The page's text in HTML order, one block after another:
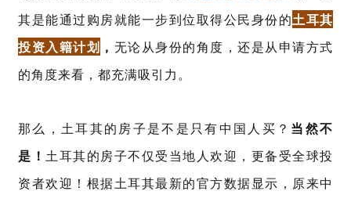
其是能通过购房就能一步到位取得公民身份的土耳其
投资入籍计划 ， 无论从身份的角度，还是从申请方式
的角度来看，都充满吸引力。
那么，土耳其的房子是不是只有中国人买？ 当然不
是！ 土耳其的房子不仅受当地人欢迎，更备受全球投
资者欢迎！根据土耳其最新的官方数据显示，原来中